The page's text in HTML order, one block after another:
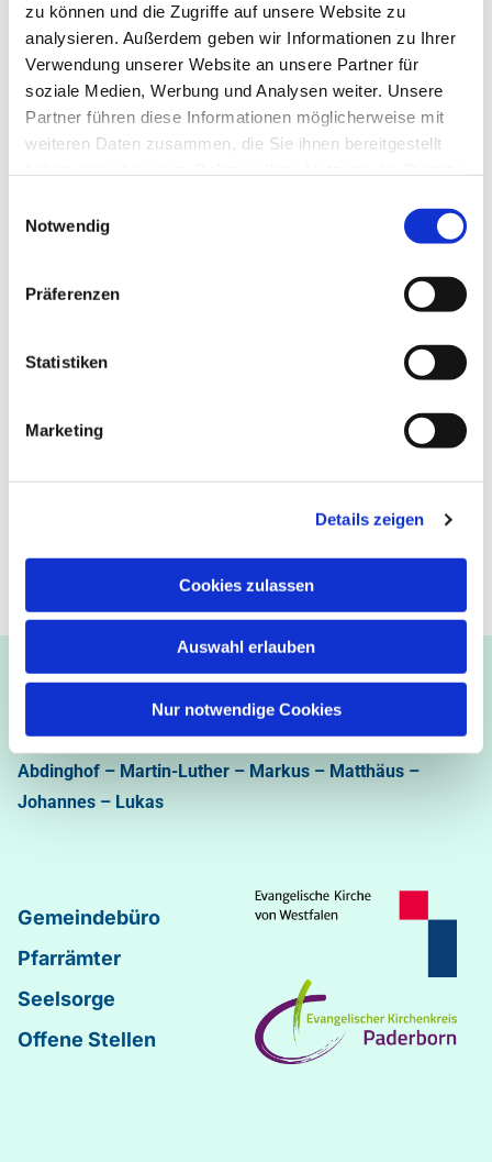
zu können und die Zugriffe auf unsere Website zu
analysieren. Außerdem geben wir Informationen zu Ihrer
Verwendung unserer Website an unsere Partner für
soziale Medien, Werbung und Analysen weiter. Unsere
Partner führen diese Informationen möglicherweise mit
weiteren Daten zusammen, die Sie ihnen bereitgestellt
Notwendig
Präferenzen
Statistiken
Marketing
Details zeigen
Cookies zulassen
Auswahl erlauben
Nur notwendige Cookies
Die Gemeinde am Abdinghof und die Diakonie
Paderborn-Höxter e.V. laden herzlich ein in das
Café Abdinghof – ein gemeinsamer Ort der
Begegnung, der sich insbesondere an ältere
Menschen richtet, aber allen Bürgerinnen und
Bürgern offensteht.
Ev.-luth. Kirchengemeinde Paderborn
Bastfelder Weg 30 - 33098 Paderborn
05251/5002-32 und 5002-33
Abdinghof – Martin-Luther – Markus – Matthäus –
Johannes – Lukas
Gemeindebüro
Pfarrämter
Seelsorge
Offene Stellen